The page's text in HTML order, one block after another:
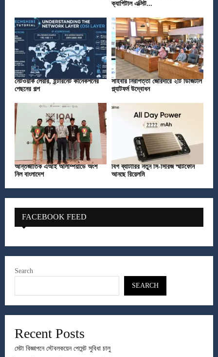
ক্যাপিটাল এক্সিট...
নেটওয়ার্ক লেয়ার, ইন্টারনেট কানেকশনের
পেছনের গল্প
সাইবার নিরাপত্তা জোরদারে ২টি ডিজিটাল
প্ল্যাটফর্ম উদ্বোধন
আন্তর্জাতিক এআই অলিম্পিয়াডে অংশ
নিল বাংলাদেশ
বিগ ব্যাটারির নতুন সি-সিরিজ স্মার্টফোন
আনছে রিয়েলমি
FACEBOOK FEED
Search
SEARCH
Recent Posts
মেটা বিজ্ঞাপনে স্টেবলকয়েন পেমেন্ট সুবিধা চালু